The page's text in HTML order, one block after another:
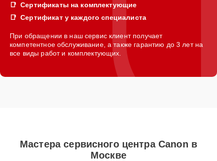
Сертификаты на комплектующие
Сертификат у каждого специалиста
При обращении в наш сервис клиент получает
компетентное обслуживание, а также гарантию до 3 лет на
все виды работ и комплектующих.
Мастера сервисного центра Canon в
Москве